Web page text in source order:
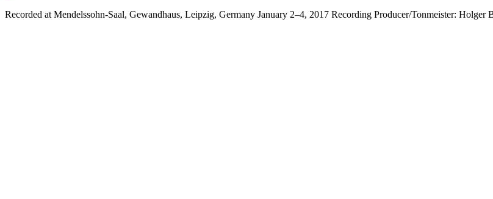
Recorded at Mendelssohn-Saal, Gewandhaus, Leipzig, Germany January 2–4, 2017 Recording Producer/Tonmeister: Holger